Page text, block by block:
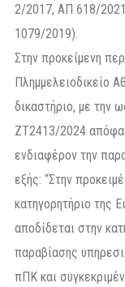
2/2017, ΑΠ 618/
1079/2019).
Στην προκείμενη
Πλημμελειοδικείο
δικαστήριο, με την
ΖΤ2413/2024
ενδιαφέρον την
εξής: “Στην
κατηγορητήριο της
αποδίδεται στην
παραβίασης
πΠΚ και